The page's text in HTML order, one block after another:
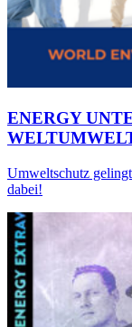
ENERGY
Umweltschutz
dabei!